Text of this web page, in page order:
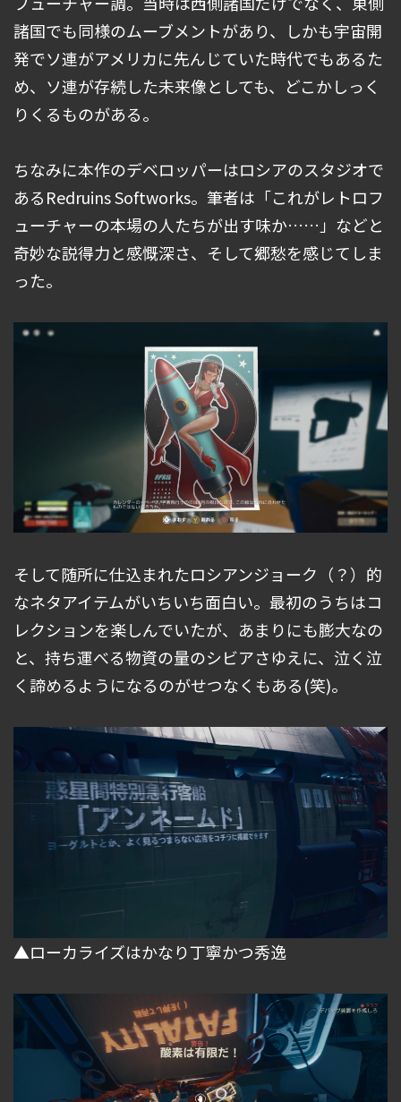
諸国でも同様のムーブメントがあり、しかも宇宙開
発でソ連がアメリカに先んじていた時代でもあるた
め、ソ連が存続した未来像としても、どこかしっく
りくるものがある。
ちなみに本作のデベロッパーはロシアのスタジオで
あるRedruins Softworks。筆者は「これがレトロフ
ューチャーの本場の人たちが出す味か……」などと
奇妙な説得力と感慨深さ、そして郷愁を感じてしま
った。
そして随所に仕込まれたロシアンジョーク（？）的
なネタアイテムがいちいち面白い。最初のうちはコ
レクションを楽しんでいたが、あまりにも膨大なの
と、持ち運べる物資の量のシビアさゆえに、泣く泣
く諦めるようになるのがせつなくもある(笑)。
▲ローカライズはかなり丁寧かつ秀逸